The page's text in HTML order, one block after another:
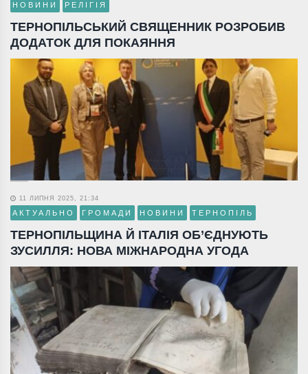
НОВИНИ РЕЛІГІЯ
ТЕРНОПІЛЬСЬКИЙ СВЯЩЕННИК РОЗРОБИВ
ДОДАТОК ДЛЯ ПОКАЯННЯ
11 ЛИПНЯ 2025, 21:34
АКТУАЛЬНО ГРОМАДИ НОВИНИ ТЕРНОПІЛЬ
ТЕРНОПІЛЬЩИНА Й ІТАЛІЯ ОБ’ЄДНУЮТЬ
ЗУСИЛЛЯ: НОВА МІЖНАРОДНА УГОДА